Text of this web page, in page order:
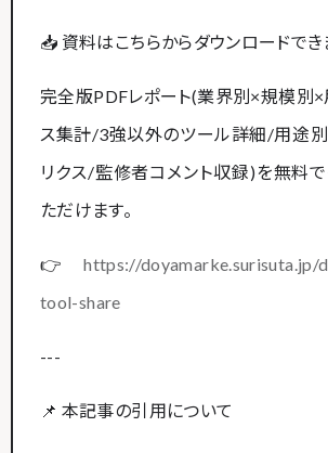
📥 資料はこちらからダウンロードでき
完全版PDFレポート(業界別×規模別
ス集計/3強以外のツール詳細/用途
リクス/監修者コメント収録)を無料
ただけます。
👉https://doyamarke.surisuta.jp/
tool-share
---
📌 本記事の引用について